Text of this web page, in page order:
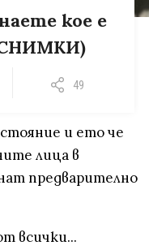
кое е
49
и ето че
лица в
предварително
всички...